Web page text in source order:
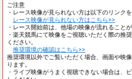
ご注意
・レース映像が見られない方は以下のリンク
レース映像が見られない方はこちら>>
・レース開始前は、他場の映像が流れることが
・楽天競馬にて映像をご視聴いただく際の推
ください。
推奨環境の確認はこちら>>
推奨環境以外でご覧いただく場合、画面や映
ります。
・ライブ映像がうまく視聴できない場合は、